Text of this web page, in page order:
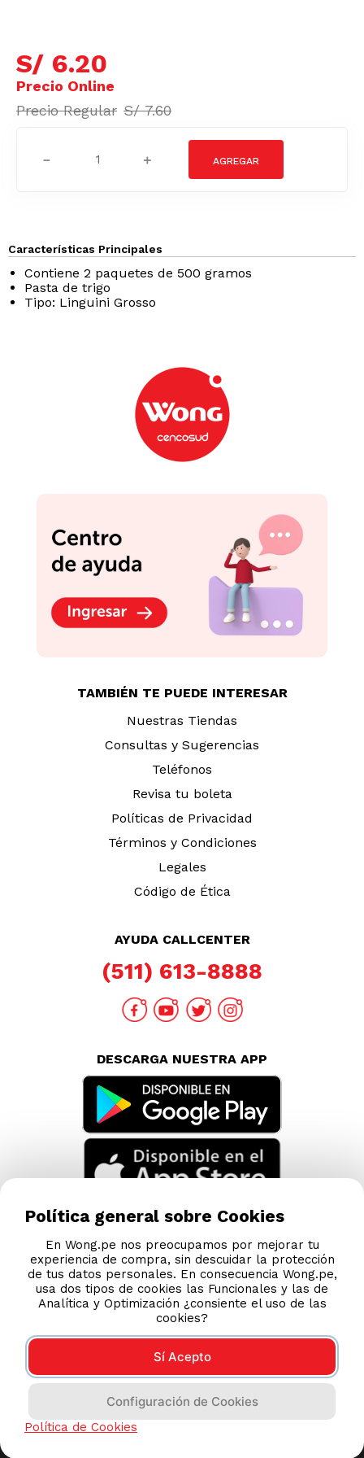
S/ 6.20
S/ 7.60
＋
－
Características Principales
Contiene 2 paquetes de 500 gramos
Pasta de trigo
Tipo: Linguini Grosso
TAMBIÉN TE PUEDE INTERESAR
Nuestras Tiendas
Consultas y Sugerencias
Teléfonos
Revisa tu boleta
Políticas de Privacidad
Términos y Condiciones
Legales
Código de Ética
AYUDA CALLCENTER
(511) 613-8888
DESCARGA NUESTRA APP
Esta tienda usa Niubiz para realizar transacciones
Política general sobre Cookies
En Wong.pe nos preocupamos por mejorar tu
experiencia de compra, sin descuidar la protección
de tus datos personales. En consecuencia Wong.pe,
usa dos tipos de cookies las Funcionales y las de
Analítica y Optimización ¿consiente el uso de las
cookies?
Sí Acepto
Configuración de Cookies
Política de Cookies